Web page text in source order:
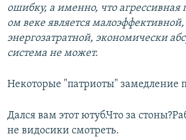
ошибку, а именно, что агрессивная
ом веке является малоэффективной,
энергозатратной, экономически
система не может.
Некоторые "патриоты" замедление
Дался вам этот ютуб.Что за
не видосики смотреть.